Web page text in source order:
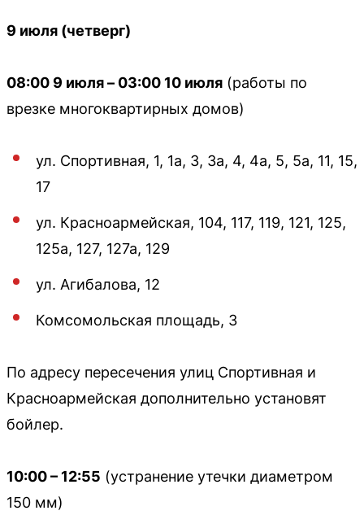
9 июля (четверг)
08:00 9 июля – 03:00 10 июля (работы по
врезке многоквартирных домов)
ул. Спортивная, 1, 1а, 3, 3а, 4, 4а, 5, 5а, 11, 15,
17
ул. Красноармейская, 104, 117, 119, 121, 125,
125а, 127, 127а, 129
ул. Агибалова, 12
Комсомольская площадь, 3
По адресу пересечения улиц Спортивная и
Красноармейская дополнительно установят
бойлер.
10:00 – 12:55 (устранение утечки диаметром
150 мм)